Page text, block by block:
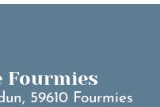
Fourmies
59610 Fourmies